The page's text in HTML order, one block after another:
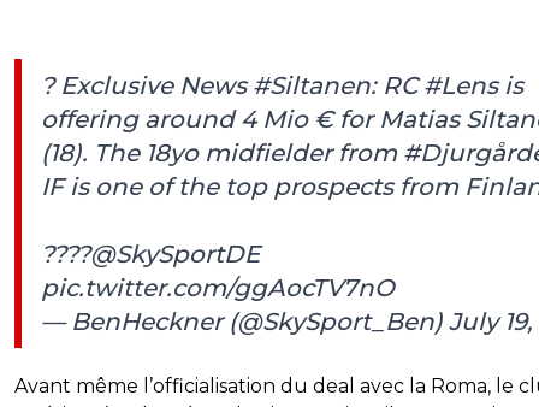
? Exclusive News#Siltanen: RC#Lensis
offering around 4 Mio € for Matias
(18). The 18yo midfielder from
IF is one of the top prospects from
????@SkySportDE
pic.twitter.com/ggAocTV7nO
— BenHeckner (@SkySport_Ben) July
Avant même l’officialisation du deal avec la Roma, le